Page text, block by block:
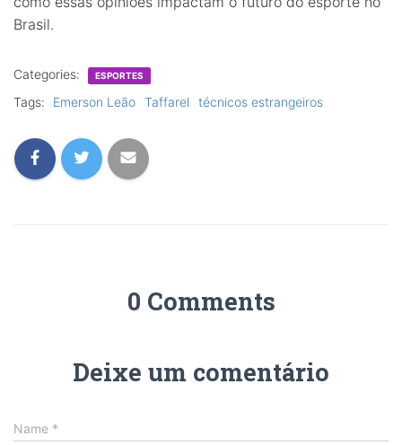
Brasil.
Categories: ESPORTES
Tags: Emerson Leão Taffarel técnicos estrangeiros
0 Comments
Deixe um comentário
Name *